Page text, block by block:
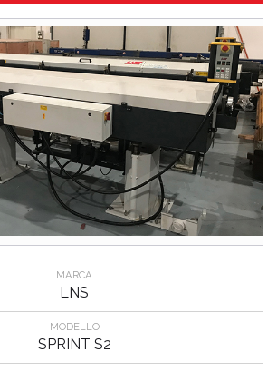
MARCA
LNS
MODELLO
SPRINT S2